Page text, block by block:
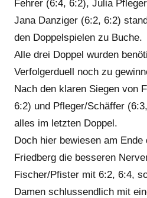
Fehrer (6:4, 6:2), Julia
Jana Danziger (6:2, 6:2)
den Doppelspielen zu Buche.
Alle drei Doppel wurden
Verfolgerduell noch zu
Nach den klaren Siegen von
6:2) und Pfleger/Schäffer
alles im letzten Doppel.
Doch hier bewiesen am Ende
Friedberg die besseren
Fischer/Pfister mit 6:2, 6:4,
Damen schlussendlich mit